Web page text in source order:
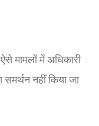
मामलों में अधिकारी
समर्थन नहीं किया जा